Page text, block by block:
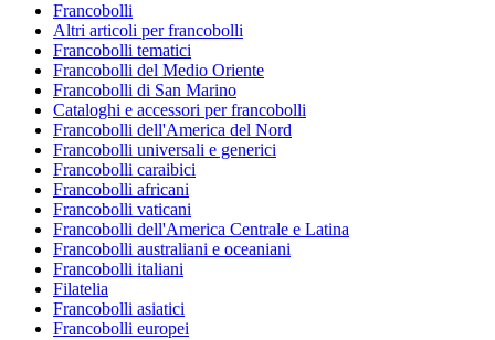
Francobolli
Altri articoli per francobolli
Francobolli tematici
Francobolli del Medio Oriente
Francobolli di San Marino
Cataloghi e accessori per francobolli
Francobolli dell'America del Nord
Francobolli universali e generici
Francobolli caraibici
Francobolli africani
Francobolli vaticani
Francobolli dell'America Centrale e Latina
Francobolli australiani e oceaniani
Francobolli italiani
Filatelia
Francobolli asiatici
Francobolli europei